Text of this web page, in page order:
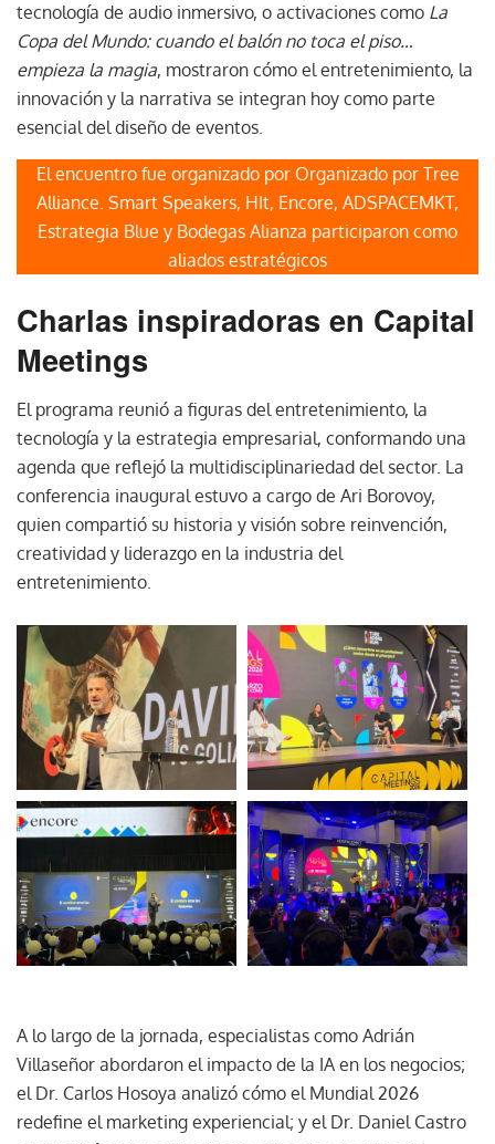
tecnología de audio inmersivo, o activaciones como La
Copa del Mundo: cuando el balón no toca el piso…
empieza la magia, mostraron cómo el entretenimiento, la
innovación y la narrativa se integran hoy como parte
esencial del diseño de eventos.
El encuentro fue organizado por Organizado por Tree
Alliance. Smart Speakers, HIt, Encore, ADSPACEMKT,
Estrategia Blue y Bodegas Alianza participaron como
aliados estratégicos
Charlas inspiradoras en Capital
Meetings
El programa reunió a figuras del entretenimiento, la
tecnología y la estrategia empresarial, conformando una
agenda que reflejó la multidisciplinariedad del sector. La
conferencia inaugural estuvo a cargo de Ari Borovoy,
quien compartió su historia y visión sobre reinvención,
creatividad y liderazgo en la industria del
entretenimiento.
A lo largo de la jornada, especialistas como Adrián
Villaseñor abordaron el impacto de la IA en los negocios;
el Dr. Carlos Hosoya analizó cómo el Mundial 2026
redefine el marketing experiencial; y el Dr. Daniel Castro